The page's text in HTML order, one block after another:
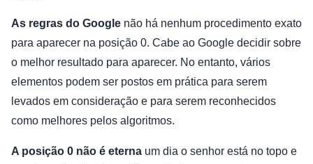
As regras do Google não há nenhum procedimento exato
para aparecer na posição 0. Cabe ao Google decidir sobre
o melhor resultado para aparecer. No entanto, vários
elementos podem ser postos em prática para serem
levados em consideração e para serem reconhecidos
como melhores pelos algoritmos.
A posição 0 não é eterna um dia o senhor está no topo e